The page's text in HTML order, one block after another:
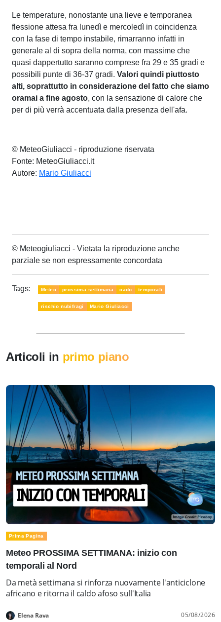
Le temperature, nonostante una lieve e temporanea
flessione attesa fra lunedì e mercoledì in coincidenza
con la fase di tempo instabile, rimarranno infatti in
generale al di sopra della norma, con massime che
quasi dappertutto saranno comprese fra 29 e 35 gradi e
possibili punte di 36-37 gradi. Valori quindi piuttosto
alti, soprattutto in considerazione del fatto che siamo
oramai a fine agosto, con la sensazione di calore che
per di più verrà accentuata dalla presenza dell'afa.
© MeteoGiuliacci - riproduzione riservata
Fonte: MeteoGiuliacci.it
Autore: Mario Giuliacci
© Meteogiuliacci - Vietata la riproduzione anche
parziale se non espressamente concordata
Tags: Meteo prossima settimana cado temporali
rischio nubifragi Mario Giuliacci
Articoli in primo piano
Prima Pagina
Meteo PROSSIMA SETTIMANA: inizio con
temporali al Nord
Da metà settimana si rinforza nuovamente l'anticiclone
africano e ritorna il caldo afoso sull'Italia
Elena Rava 05/08/2026